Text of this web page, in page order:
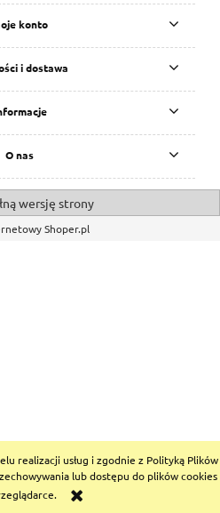
realizacji usług i zgodnie z Polityką Plików
lub dostępu do plików cookies
konto
i dostawa
O nas
wersję strony
Shoper.pl